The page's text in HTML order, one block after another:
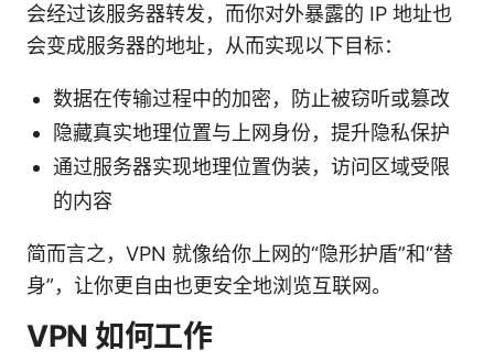
会经过该服务器转发，而你对外暴露的 IP 地址也
会变成服务器的地址，从而实现以下目标：
数据在传输过程中的加密，防止被窃听或篡改
隐藏真实地理位置与上网身份，提升隐私保护
通过服务器实现地理位置伪装，访问区域受限
的内容
简而言之，VPN 就像给你上网的“隐形护盾”和“替
身”，让你更自由也更安全地浏览互联网。
VPN 如何工作